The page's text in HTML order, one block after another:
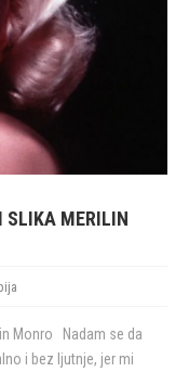
SLIKA MERILIN
Monro Nadam se da
i bez ljutnje, jer mi